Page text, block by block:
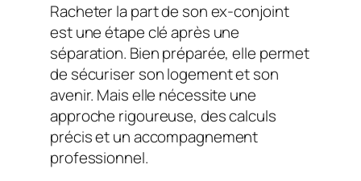
Racheter la part de son ex-conjoint
est une étape clé après une
séparation. Bien préparée, elle permet
de sécuriser son logement et son
avenir. Mais elle nécessite une
approche rigoureuse, des calculs
précis et un accompagnement
professionnel.